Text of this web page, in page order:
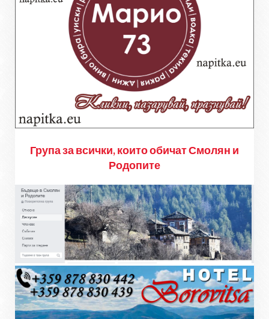
Група за всички, които обичат Смолян и
Родопите